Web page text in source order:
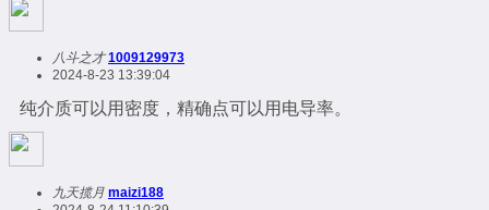
八斗之才 1009129973
2024-8-23 13:39:04
纯介质可以用密度，精确点可以用电导率。
九天揽月 maizi188